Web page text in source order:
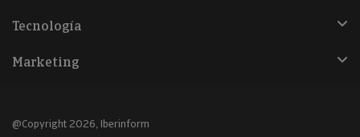
Tecnología
Marketing
@Copyright 2026, Iberinform